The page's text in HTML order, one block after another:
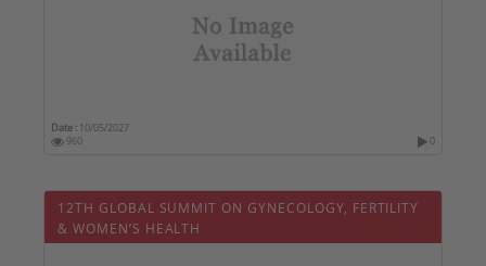
Date : 10/05/2027
960
0
12TH GLOBAL SUMMIT ON GYNECOLOGY, FERTILITY
& WOMEN’S HEALTH